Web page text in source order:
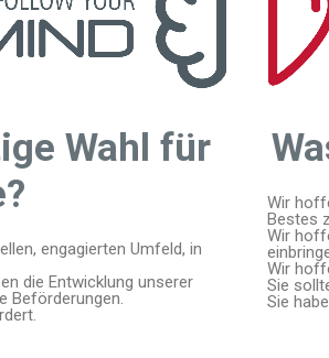
Wahl für
engagierten Umfeld, in
die Entwicklung unserer
Beförderungen.
Wir
Bestes
Wir
Wir
Sie
Sie